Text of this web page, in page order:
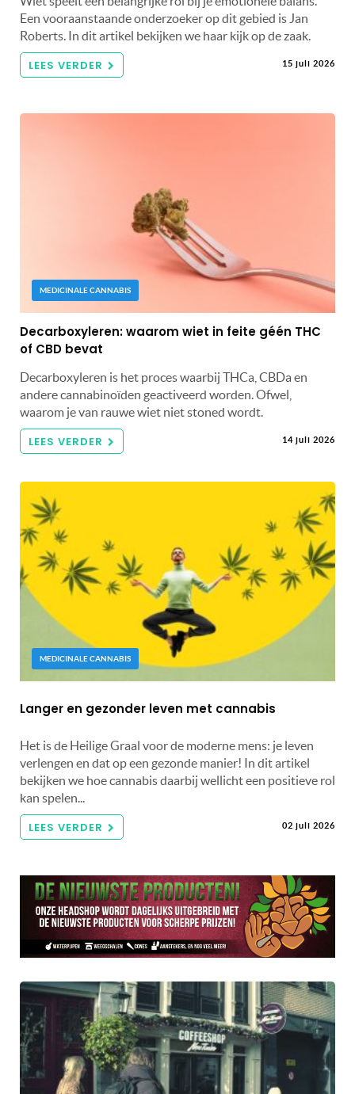
Een vooraanstaande onderzoeker op dit gebied is Jan
Roberts. In dit artikel bekijken we haar kijk op de zaak.
LEES VERDER 15 juli 2026
MEDICINALE CANNABIS
Decarboxyleren: waarom wiet in feite géén THC
of CBD bevat
Decarboxyleren is het proces waarbij THCa, CBDa en
andere cannabinoïden geactiveerd worden. Ofwel,
waarom je van rauwe wiet niet stoned wordt.
LEES VERDER 14 juli 2026
MEDICINALE CANNABIS
Langer en gezonder leven met cannabis
Het is de Heilige Graal voor de moderne mens: je leven
verlengen en dat op een gezonde manier! In dit artikel
bekijken we hoe cannabis daarbij wellicht een positieve rol
kan spelen...
LEES VERDER 02 juli 2026